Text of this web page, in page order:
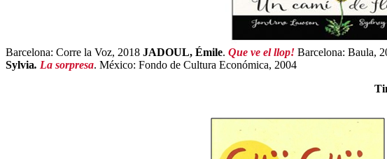
Barcelona: Corre la Voz, 2018 JADOUL, Émile. Que ve el llop! Barcelona: Baula,
Sylvia. La sorpresa. México: Fondo de Cultura Económica, 2004